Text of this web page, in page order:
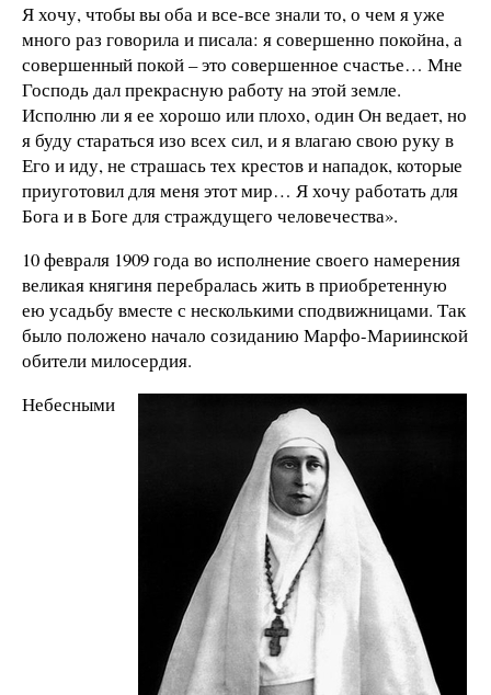
Я хочу, чтобы вы оба и все-все знали то, о чем я уже
много раз говорила и писала: я совершенно покойна, а
совершенный покой – это совершенное счастье… Мне
Господь дал прекрасную работу на этой земле.
Исполню ли я ее хорошо или плохо, один Он ведает, но
я буду стараться изо всех сил, и я влагаю свою руку в
Его и иду, не страшась тех крестов и нападок, которые
приуготовил для меня этот мир… Я хочу работать для
Бога и в Боге для страждущего человечества».
10 февраля 1909 года во исполнение своего намерения
великая княгиня перебралась жить в приобретенную
ею усадьбу вместе с несколькими сподвижницами. Так
было положено начало созиданию Марфо-Мариинской
обители милосердия.
Небесными